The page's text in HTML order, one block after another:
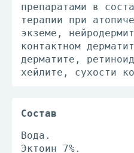
препаратами в
терапии при
экземе,
контактном
дерматите,
хейлите, сухости
Состав
Вода.
Эктоин 7%.